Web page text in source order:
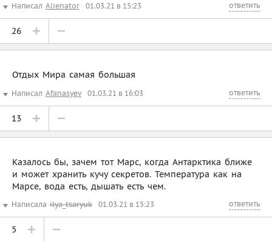
Написал Alienator 01.03.21 в 15:23 ответить
26
Отдых Мира самая большая
Написал Afanasyev 01.03.21 в 16:03 ответить
13
Казалось бы, зачем тот Марс, когда Антарктика ближе
и может хранить кучу секретов. Температура как на
Марсе, вода есть, дышать есть чем.
Написала ilya_tsaryuk 01.03.21 в 15:23 ответить
5